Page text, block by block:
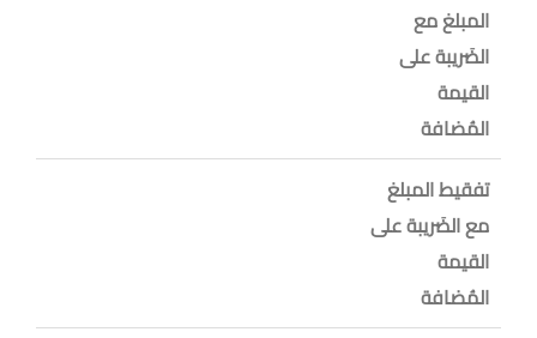
المبلغ مع
الضَريبة على
القيمة
المُضافة
تفقيط المبلغ
مع الضَريبة على
القيمة
المُضافة